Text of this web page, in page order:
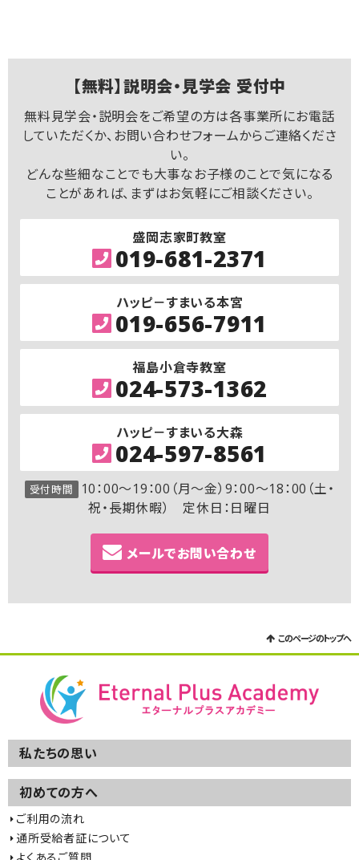
【無料】説明会・見学会 受付中
無料見学会・説明会をご希望の方は各事業所にお電話
していただくか、お問い合わせフォームからご連絡くださ
い。
どんな些細なことでも大事なお子様のことで気になる
ことがあれば、まずはお気軽にご相談ください。
盛岡志家町教室
019-681-2371
ハッピ－すまいる本宮
019-656-7911
福島小倉寺教室
024-573-1362
ハッピ－すまいる大森
024-597-8561
受付時間
10：00～19：00（月～金）9：00～18：00（土・
祝・長期休暇） 定休日：日曜日
メールでお問い合わせ
このページのトップへ
私たちの思い
初めての方へ
ご利用の流れ
通所受給者証について